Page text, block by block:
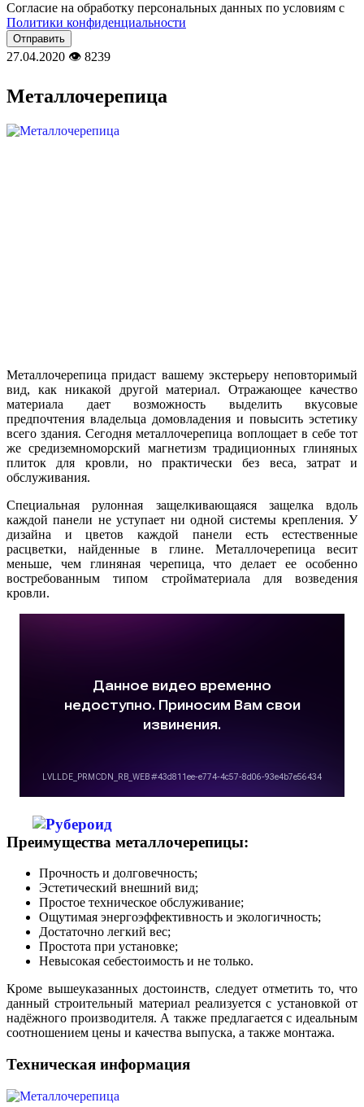
Согласие на обработку персональных данных по условиям с
Политики конфиденциальности
27.04.2020 👁 8239
Металлочерепица
Металлочерепица придаст вашему экстерьеру неповторимый
вид, как никакой другой материал. Отражающее качество
материала дает возможность выделить вкусовые
предпочтения владельца домовладения и повысить эстетику
всего здания. Сегодня металлочерепица воплощает в себе тот
же средиземноморский магнетизм традиционных глиняных
плиток для кровли, но практически без веса, затрат и
обслуживания.
Специальная рулонная защелкивающаяся защелка вдоль
каждой панели не уступает ни одной системы крепления. У
дизайна и цветов каждой панели есть естественные
расцветки, найденные в глине. Металлочерепица весит
меньше, чем глиняная черепица, что делает ее особенно
востребованным типом стройматериала для возведения
кровли.
Преимущества металлочерепицы:
Прочность и долговечность;
Эстетический внешний вид;
Простое техническое обслуживание;
Ощутимая энергоэффективность и экологичность;
Достаточно легкий вес;
Простота при установке;
Невысокая себестоимость и не только.
Кроме вышеуказанных достоинств, следует отметить то, что
данный строительный материал реализуется с установкой от
надёжного производителя. А также предлагается с идеальным
соотношением цены и качества выпуска, а также монтажа.
Техническая информация